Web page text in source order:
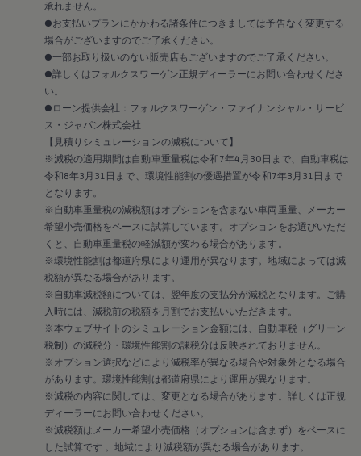
承れません。
●お支払いプランにかかわる諸条件につきましては予告なく変更する
場合がございますのでご了承ください。
●一部お取り扱いのない販売店もございますのでご了承ください。
●詳しくはフォルクスワーゲン正規ディーラーにお問い合わせくださ
い。
●ローン提供会社：フォルクスワーゲン・ファイナンシャル・サービ
ス・ジャパン株式会社
【見積りシミュレーションの減税について】
※減税の適用期間は自動車重量税は令和7年4月30日まで、自動車税は
令和8年3月31日まで、環境性能割の優遇措置が令和7年3月31日まで
となります。
※自動車重量税の減税額はオプションを含まない車両重量、メーカー
希望小売価格をベースに試算しています。オプションをお選びいただ
くと、自動車重量税の軽減額が変わる場合があります。
※環境性能割は都道府県により運用が異なります。地域によっては減
税額が異なる場合があります。
※自動車減税額については、翌年度の支払分が減税となります。ご購
入時には、減税前の税額を月割でお支払いいただきます。
※本ウェブサイトのシミュレーション金額には、自動車税（グリーン
税制）の減税分・環境性能割の課税分は反映されておりません。
※オプション選択などにより減税率が異なる場合や対象外となる場合
があります。環境性能割は都道府県により運用が異なります。
※減税の内容に関しては、変更となる場合があります。詳しくは正規
ディーラーにお問い合わせください。
※減税額はメーカー希望小売価格（オプションは含まず）をベースに
した試算です 。地域により減税額が異なる場合があります。